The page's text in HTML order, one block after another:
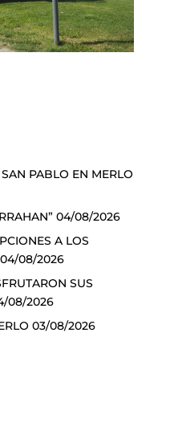
PABLO EN MERLO
04/08/2026
A LOS
04/08/2026
SUS
08/2026
03/08/2026